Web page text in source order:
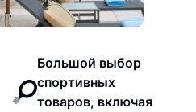
Большой выбор
спортивных
товаров, включая